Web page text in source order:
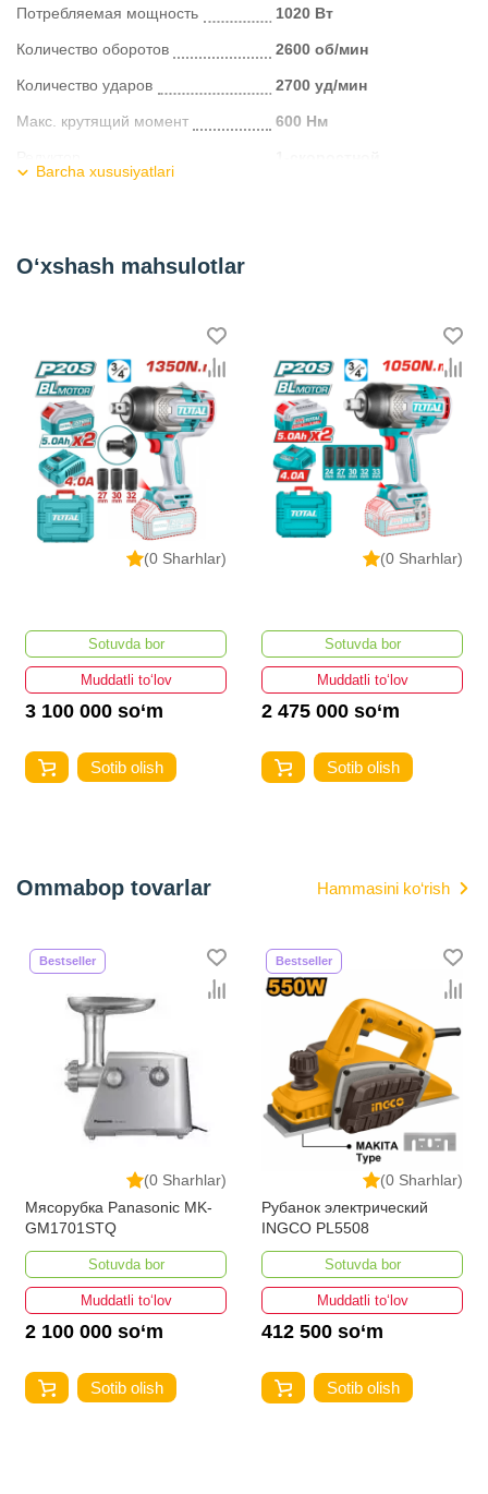
Потребляемая мощность 1020 Вт
Количество оборотов 2600 об/мин
Количество ударов 2700 уд/мин
Макс. крутящий момент 600 Нм
Тип патрона
Комплектация кейс (сумка)
Kategoriya Гайковерты
Barcha xususiyatlari
O‘xshash mahsulotlar
(0 Sharhlar)
Sotuvda bor
Muddatli to‘lov
3 100 000 so‘m
Sotib olish
(0 Sharhlar)
Sotuvda bor
Muddatli to‘lov
2 475 000 so‘m
Sotib olish
Ommabop tovarlar Hammasini ko‘rish
(0 Sharhlar)
Bestseller
Мясорубка Panasonic MK-
GM1701STQ
Sotuvda bor
Muddatli to‘lov
2 100 000 so‘m
Sotib olish
(0 Sharhlar)
Bestseller
Рубанок электрический
INGCO PL5508
Sotuvda bor
Muddatli to‘lov
412 500 so‘m
Sotib olish